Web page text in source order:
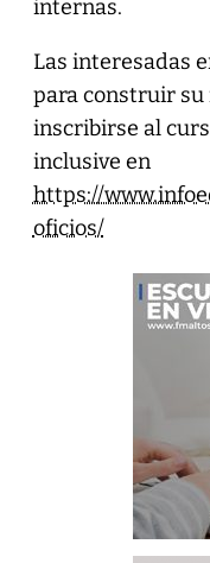
internas.
Las interesadas
para construir
inscribirse al
inclusive en
https://
oficios/